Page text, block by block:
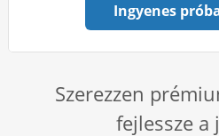
Ingyenes
Szerezzen
fejlessze a